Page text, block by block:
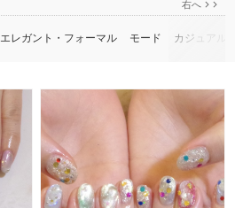
右へ
エレガント・フォーマル モード カジュアル